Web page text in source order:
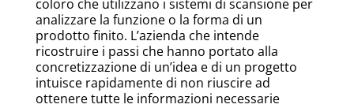
coloro che utilizzano i sistemi di scansione per
analizzare la funzione o la forma di un
prodotto finito. L’azienda che intende
ricostruire i passi che hanno portato alla
concretizzazione di un’idea e di un progetto
intuisce rapidamente di non riuscire ad
ottenere tutte le informazioni necessarie